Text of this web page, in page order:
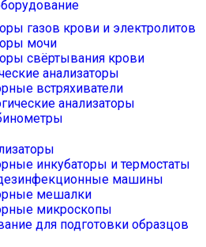
газов крови и электролитов
мочи
свёртывания крови
анализаторы
встряхиватели
анализаторы
инкубаторы и термостаты
машины
мешалки
микроскопы
для подготовки образцов